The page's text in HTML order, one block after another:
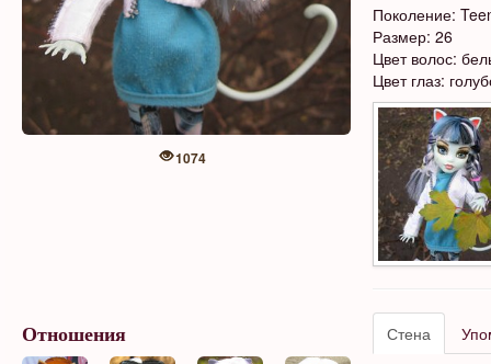
1074
Поколение:
Размер: 26
Цвет волос:
Цвет глаз:
Отношения Стена